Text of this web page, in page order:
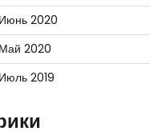
Июнь 2020
Май 2020
Июль 2019